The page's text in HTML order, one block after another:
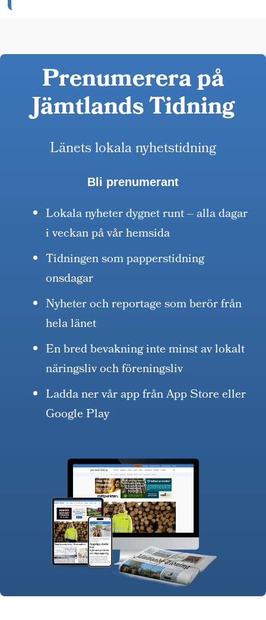
Prenumerera på
Jämtlands Tidning
Länets lokala nyhetstidning
Bli prenumerant
Lokala nyheter dygnet runt – alla dagar
i veckan på vår hemsida
Tidningen som papperstidning
onsdagar
Nyheter och reportage som berör från
hela länet
En bred bevakning inte minst av lokalt
näringsliv och föreningsliv
Ladda ner vår app från App Store eller
Google Play